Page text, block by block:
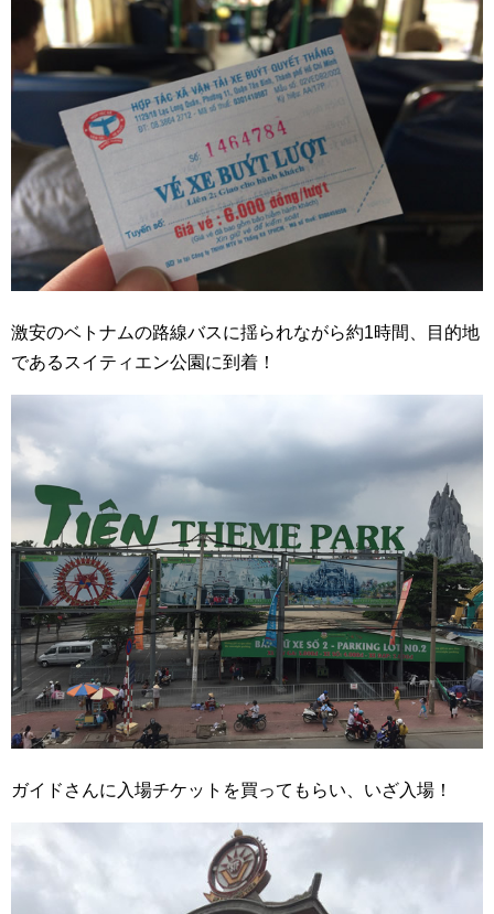
激安のベトナムの路線バスに揺られながら約1時間、目的地
であるスイティエン公園に到着！
ガイドさんに入場チケットを買ってもらい、いざ入場！